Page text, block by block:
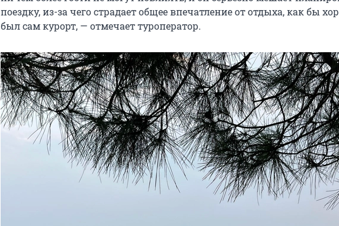
поездку, из-за чего страдает общее впечатление от отдыха, как бы
был сам курорт, — отмечает туроператор.